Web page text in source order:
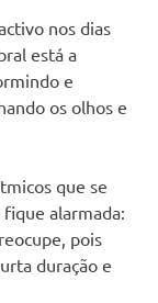
nos dias
está a
e
os olhos e
que se
alarmada:
pois
duração e